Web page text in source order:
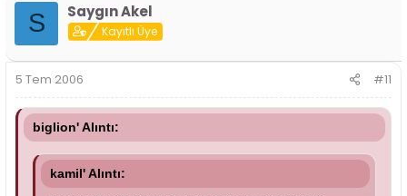
S Saygın Akel
Kayıtlı Üye
5 Tem 2006 #11
biglion' Alıntı:
kamil' Alıntı: